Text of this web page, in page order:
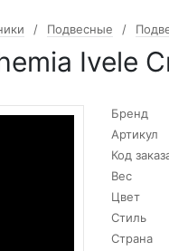
Подвесные
Ivele
Бренд
Артикул
Код
Вес
Цвет
Стиль
Страна